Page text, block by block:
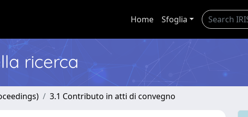
Home Sfoglia
ricerca
3.1 Contributo in atti di convegno